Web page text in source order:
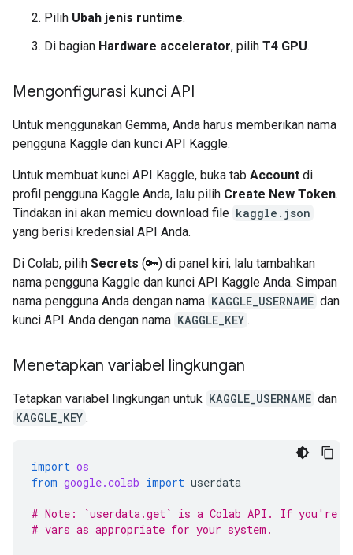
Pilih Ubah jenis runtime.
Di bagian Hardware accelerator, pilih T4 GPU.
Mengonfigurasi kunci API
Untuk menggunakan Gemma, Anda harus memberikan nama
pengguna Kaggle dan kunci API Kaggle.
Untuk membuat kunci API Kaggle, buka tab Account di
profil pengguna Kaggle Anda, lalu pilih Create New Token.
Tindakan ini akan memicu download file kaggle.json
yang berisi kredensial API Anda.
Di Colab, pilih Secrets (🔑) di panel kiri, lalu tambahkan
nama pengguna Kaggle dan kunci API Kaggle Anda. Simpan
nama pengguna Anda dengan nama KAGGLE_USERNAME dan
kunci API Anda dengan nama KAGGLE_KEY .
Menetapkan variabel lingkungan
Tetapkan variabel lingkungan untuk KAGGLE_USERNAME dan
KAGGLE_KEY .
import os
from google.colab import userdata
# Note: `userdata.get` is a Colab API. If you're
# vars as appropriate for your system.